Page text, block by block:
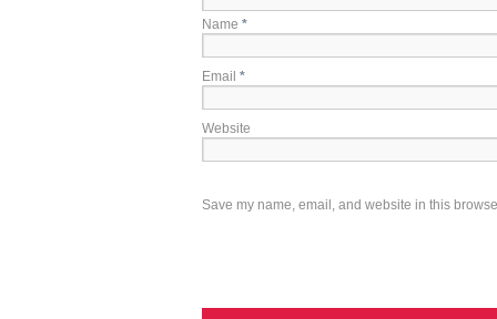
Name *
Email *
Website
Save my name, email, and website in this